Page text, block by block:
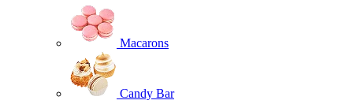
Macarons
Candy Bar